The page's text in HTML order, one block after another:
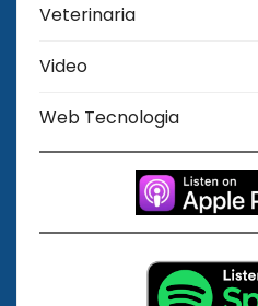
Veterinaria
Video
Web Tecnologia